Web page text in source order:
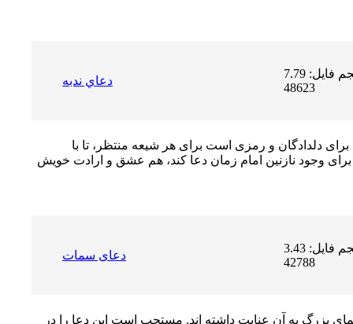
دعاي ندبه
حجم فایل: 7.79 MB | دریافت ها:
48623
دلدادگان و رمزى است براى هر شیعه منتظر، تا با
وجود نازنین امام زمان دعا کند، هم عشق و ارادت خویش
دعای سمات
حجم فایل: 3.43 MB | دریافت ها:
42788
بزرگ به آن عنایت داشته اند. مستحب است این دعا را در